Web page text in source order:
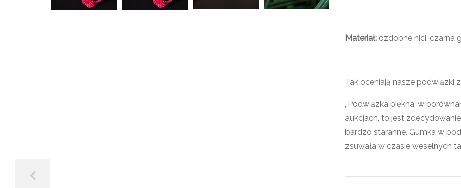
Materiał: ozdobne nici, czarna
Tak oceniają nasze podwiązki
„Podwiązka piękna, w
aukcjach, to jest
bardzo staranne. Gumka w
zsuwała w czasie weselnych